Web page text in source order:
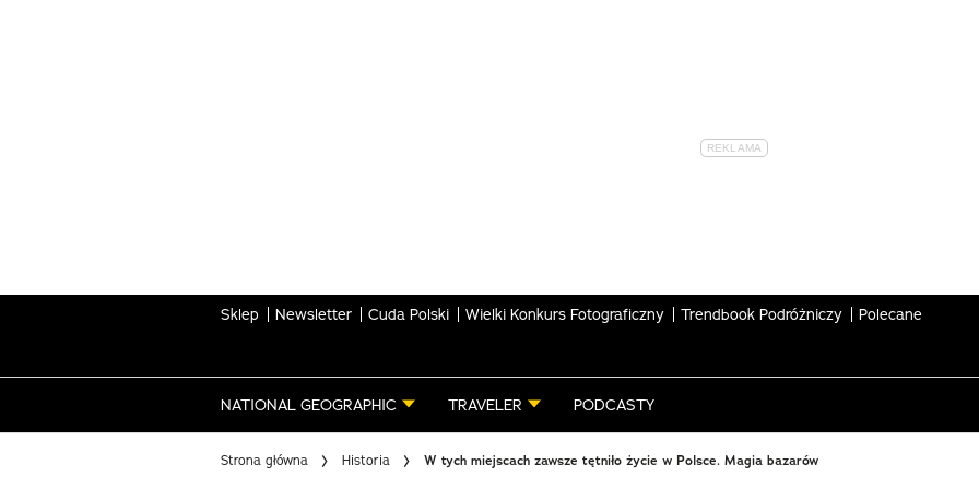
Sklep Newsletter Cuda Polski Wielki Konkurs Fotograficzny Trendbook Podróżniczy Polecane
NATIONAL GEOGRAPHIC TRAVELER PODCASTY
Strona główna Historia W tych miejscach zawsze tętniło życie w Polsce. Magia bazarów